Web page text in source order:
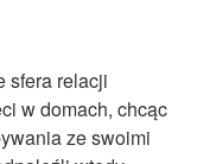
sfera relacji
w domach, chcąc
ze swoimi